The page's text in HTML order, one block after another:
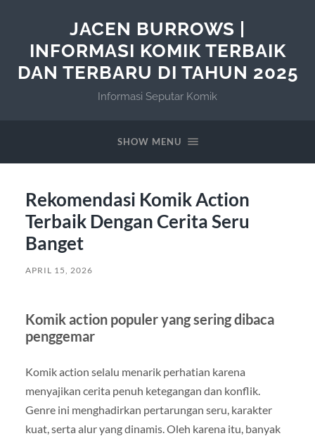
JACEN BURROWS |
INFORMASI KOMIK TERBAIK
DAN TERBARU DI TAHUN 2025
Informasi Seputar Komik
SHOW MENU
Rekomendasi Komik Action
Terbaik Dengan Cerita Seru
Banget
APRIL 15, 2026
Komik action populer yang sering dibaca
penggemar
Komik action selalu menarik perhatian karena
menyajikan cerita penuh ketegangan dan konflik.
Genre ini menghadirkan pertarungan seru, karakter
kuat, serta alur yang dinamis. Oleh karena itu, banyak